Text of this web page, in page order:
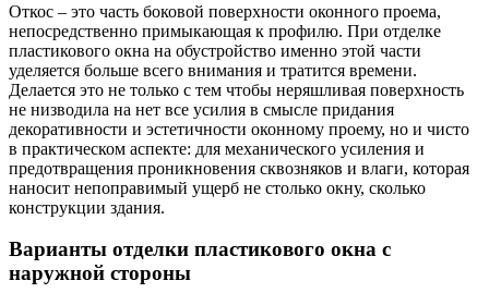
Откос – это часть боковой поверхности оконного проема,
непосредственно примыкающая к профилю. При отделке
пластикового окна на обустройство именно этой части
уделяется больше всего внимания и тратится времени.
Делается это не только с тем чтобы неряшливая поверхность
не низводила на нет все усилия в смысле придания
декоративности и эстетичности оконному проему, но и чисто
в практическом аспекте: для механического усиления и
предотвращения проникновения сквозняков и влаги, которая
наносит непоправимый ущерб не столько окну, сколько
конструкции здания.
Варианты отделки пластикового окна с
наружной стороны